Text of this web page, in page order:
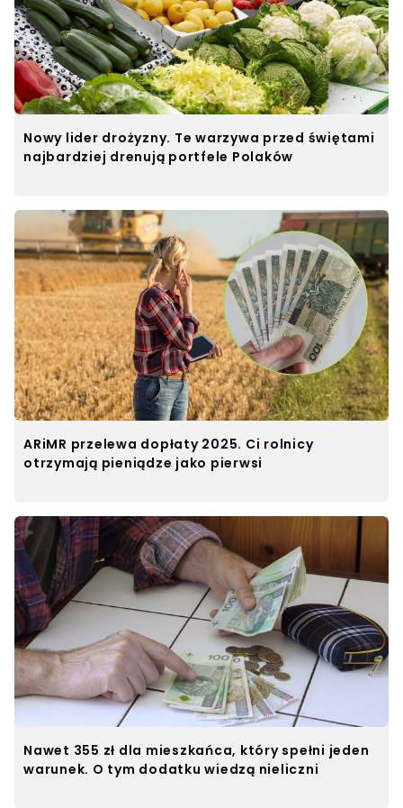
Nowy lider drożyzny. Te warzywa przed świętami
najbardziej drenują portfele Polaków
ARiMR przelewa dopłaty 2025. Ci rolnicy
otrzymają pieniądze jako pierwsi
Nawet 355 zł dla mieszkańca, który spełni jeden
warunek. O tym dodatku wiedzą nieliczni